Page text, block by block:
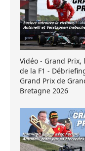
Vidéo - Grand Prix,
de la F1 -
Grand Prix de
Bretagne 2026